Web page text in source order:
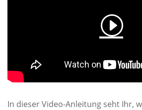
In dieser Video-Anleitung seht Ihr,